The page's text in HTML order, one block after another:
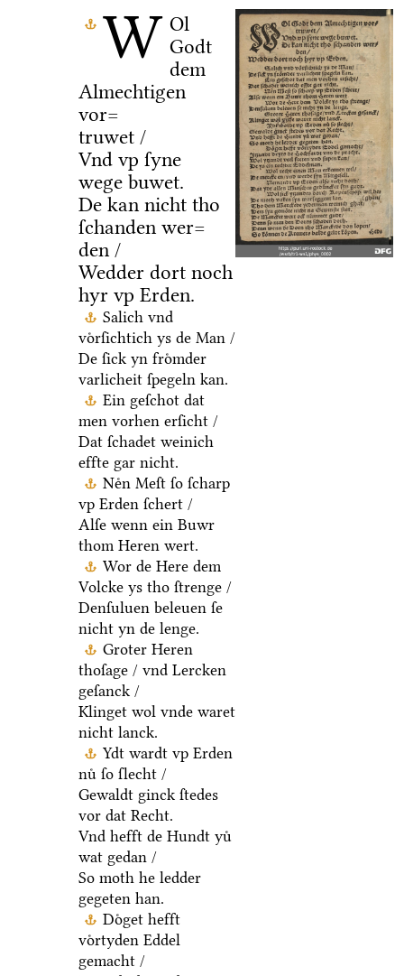
W Ol
Godt
dem
Almechtigen
vor=
truwet /
Vnd vp ſyne
wege buwet.
De kan nicht tho
ſchanden wer=
den /
Wedder dort noch
hyr vp Erden.
Salich vnd
voͤrſichtich ys de Man /
De ſick yn froͤmder
varlicheit ſpegeln kan.
Ein geſchot dat
men vorhen erſicht /
Dat ſchadet weinich
effte gar nicht.
Neͤn Meſt ſo ſcharp
vp Erden ſchert /
Alſe wenn ein Buwr
thom Heren wert.
Wor de Here dem
Volcke ys tho ſtrenge /
Denſuluen beleuen ſe
nicht yn de lenge.
Groter Heren
thoſage / vnd Lercken
geſanck /
Klinget wol vnde waret
nicht lanck.
Ydt wardt vp Erden
nuͤ ſo ſlecht /
Gewaldt ginck ſtedes
vor dat Recht.
Vnd hefft de Hundt yuͤ
wat gedan /
So moth he ledder
gegeten han.
Doͤget hefft
voͤrtyden Eddel
gemacht /